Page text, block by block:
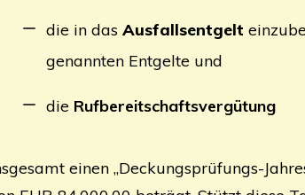
die in das Aus­falls­ent­gelt
genann­ten Ent­gel­te und
die Ruf­be­reit­schafts­ver­gü­tung
einen „Deckungs­prü­fungs-